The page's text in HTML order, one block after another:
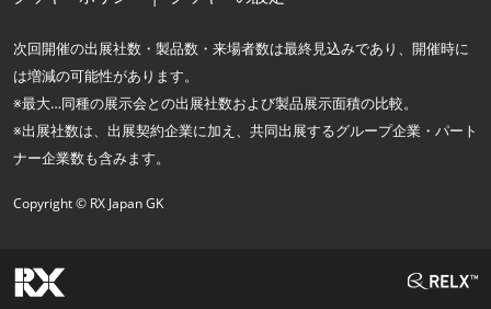
次回開催の出展社数・製品数・来場者数は最終見込みであり、開催時に
は増減の可能性があります。
※最大…同種の展示会との出展社数および製品展示面積の比較。
※出展社数は、出展契約企業に加え、共同出展するグループ企業・パート
ナー企業数も含みます。
Copyright © RX Japan GK